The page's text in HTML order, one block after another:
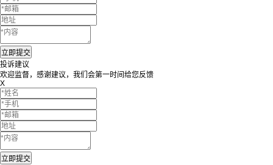
投诉建议
欢迎监督，感谢建议，我们会第一时间给您反馈
X